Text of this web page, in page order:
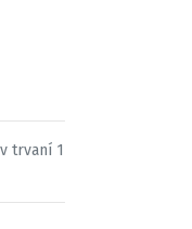
trvaní 1